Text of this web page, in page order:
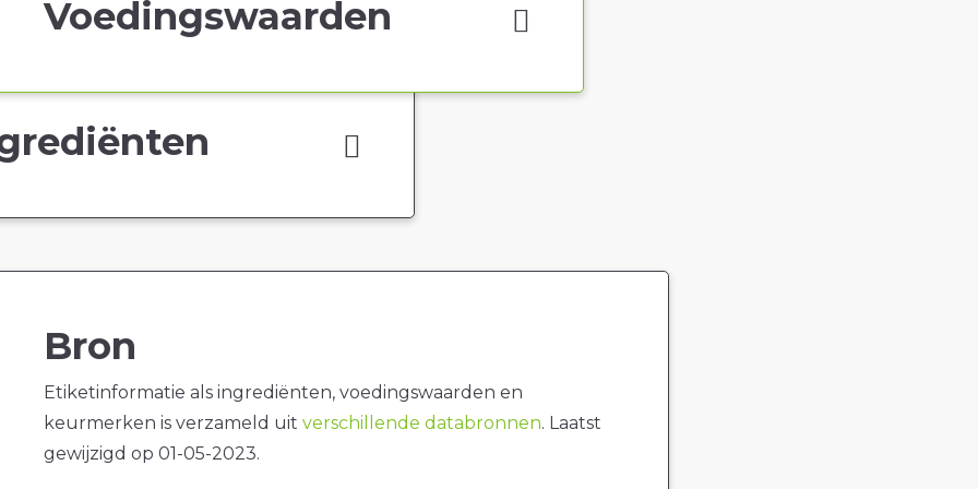
Voedingswaarden
Bron
Etiketinformatie als ingrediënten, voedingswaarden en
keurmerken is verzameld uit verschillende databronnen. Laatst
gewijzigd op 01-05-2023.